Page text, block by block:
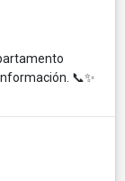
📞✨